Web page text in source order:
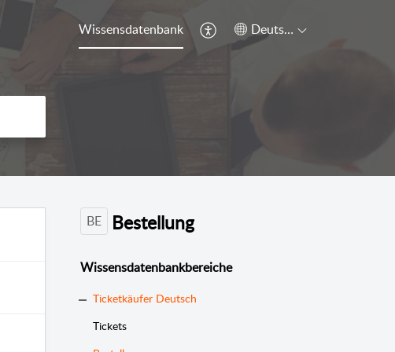
Wissensdatenbank Deutsch
BE Bestellung
Wissensdatenbankbereiche
Ticketkäufer Deutsch
Tickets